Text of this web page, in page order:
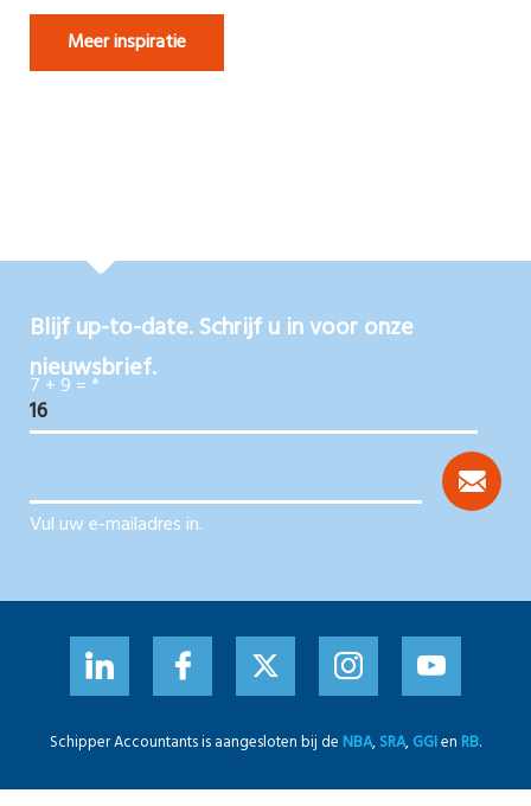
Meer inspiratie
Blijf up-to-date. Schrijf u in voor onze
nieuwsbrief.
7 + 9 = *
Vul uw e-mailadres in.
Schipper Accountants is aangesloten bij de NBA,SRA,GGIen RB.